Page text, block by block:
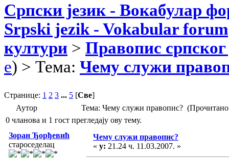
Српски језик - Вокабулар
Srpski jezik - Vokabular forum
култури > Правопис српског
e) > Тема: Чему служи
Странице: 1 2 3 ... 5 [Све]
Аутор
Тема: Чему служи правопис? (Прочитано
0 чланова и 1 гост прегледају ову тему.
Зоран Ђорђевић
староседелац
Чему служи правопис?
« у: 21.24 ч. 11.03.2007. »